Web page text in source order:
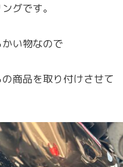
グです。
い物なので
商品を取り付けさせて